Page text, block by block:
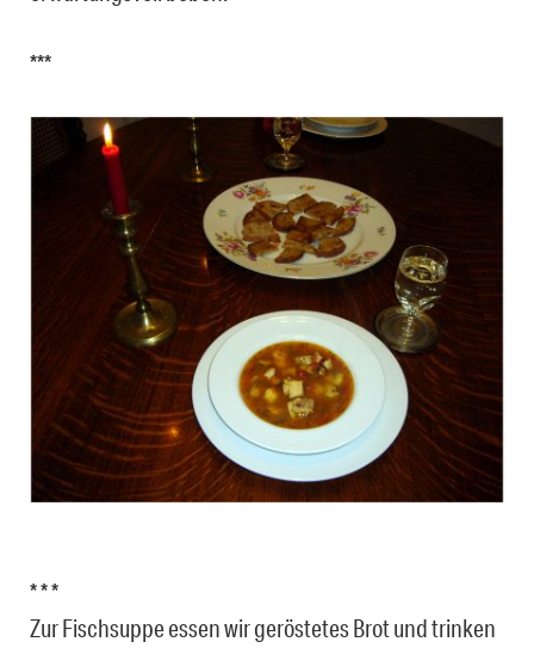
***
* * *
Zur Fischsuppe essen wir geröstetes Brot und trinken